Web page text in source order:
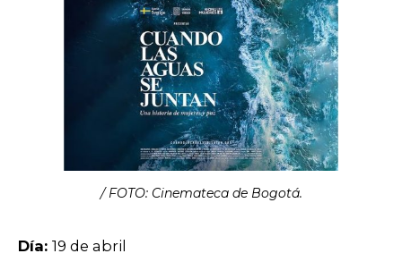
/ FOTO: Cinemateca de Bogotá.
Día: 19 de abril